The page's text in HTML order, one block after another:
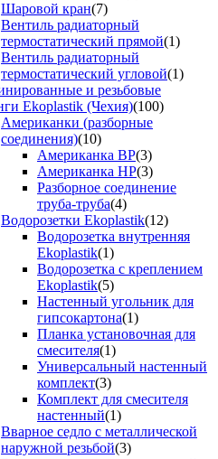
Шаровой кран(7)
Вентиль радиаторный
термостатический прямой(1)
Вентиль радиаторный
термостатический угловой(1)
и резьбовые
Ekoplastik (Чехия)(100)
Американки (разборные
соединения)(10)
Американка ВР(3)
Американка НР(3)
Разборное соединение
труба-труба(4)
Водорозетки Ekoplastik(12)
Водорозетка внутренняя
Ekoplastik(1)
Водорозетка с креплением
Ekoplastik(5)
Настенный угольник для
гипсокартона(1)
Планка установочная для
смесителя(1)
Универсальный настенный
комплект(3)
Комплект для смесителя
настенный(1)
Вварное седло с металлической
наружной резьбой(3)